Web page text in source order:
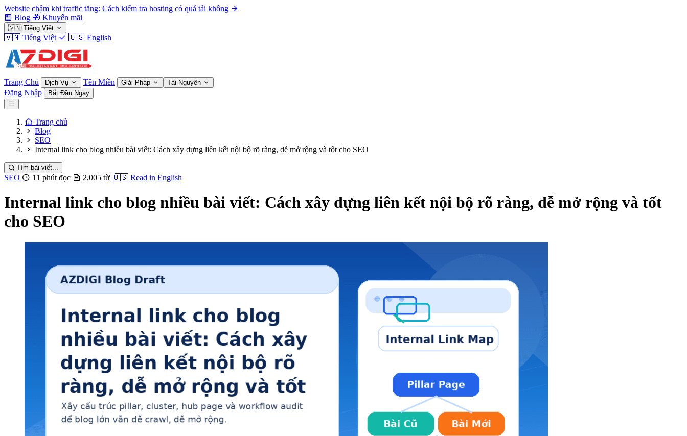
Website chậm khi traffic tăng: Cách kiểm tra hosting có quá tải không
Blog 🎁 Khuyến mãi
🇻🇳 Tiếng Việt
🇻🇳 Tiếng Việt 🇺🇸 English
Trang Chủ Dịch Vụ Tên Miền Giải Pháp Tài Nguyên
Đăng Nhập Bắt Đầu Ngay
Trang chủ
Blog
SEO
Internal link cho blog nhiều bài viết: Cách xây dựng liên kết nội bộ rõ ràng, dễ mở rộng và tốt cho SEO
Tìm bài viết...
SEO 11 phút đọc 2,005 từ 🇺🇸 Read in English
Internal link cho blog nhiều bài viết: Cách xây dựng liên kết nội bộ rõ ràng, dễ mở rộng và tốt
cho SEO